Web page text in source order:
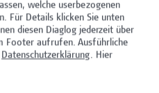
ist optimal
Fahrrad erreichbar
und
welche userbezogenen
Für Details klicken Sie unten
diesen Diaglog jederzeit über
Footer aufrufen. Ausführliche
Datenschutzerklärung. Hier